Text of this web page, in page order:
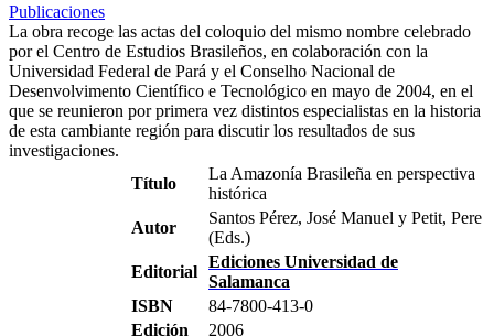
Publicaciones
La obra recoge las actas del coloquio del mismo nombre celebrado
por el Centro de Estudios Brasileños, en colaboración con la
Universidad Federal de Pará y el Conselho Nacional de
Desenvolvimento Científico e Tecnológico en mayo de 2004, en el
que se reunieron por primera vez distintos especialistas en la historia
de esta cambiante región para discutir los resultados de sus
investigaciones.
Título
La Amazonía Brasileña en perspectiva
histórica
Autor
Santos Pérez, José Manuel y Petit, Pere
(Eds.)
Editorial
Ediciones Universidad de
Salamanca
ISBN
84-7800-413-0
Edición
2006